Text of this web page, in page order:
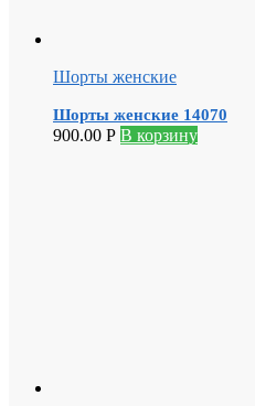
Шорты женские
Шорты женские 14070
900.00 Р В корзину